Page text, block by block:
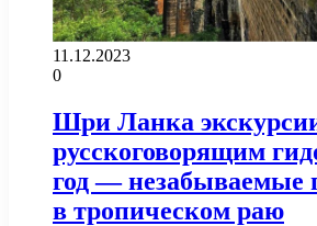
11.12.2023
0
Шри Ланка
русскоговорящим
год — незабываемые
в тропическом раю